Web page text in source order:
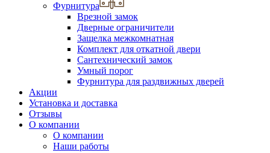
Фурнитура
Врезной замок
Дверные ограничители
Защелка межкомнатная
Комплект для откатной двери
Сантехнический замок
Умный порог
Фурнитура для раздвижных дверей
Акции
Установка и доставка
Отзывы
О компании
О компании
Наши работы